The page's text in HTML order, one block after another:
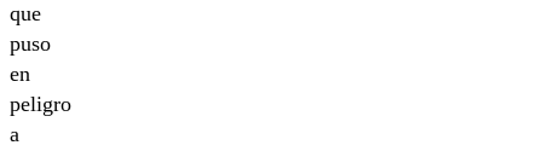
que
puso
en
peligro
a